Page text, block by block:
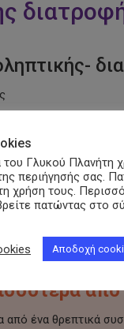
να πάρουμε πολλά
ένα θρεπτικά
του Γλυκού Πλανήτη
περιήγησής σας.
χρήση τους.
πατώντας στο
Αποδοχή